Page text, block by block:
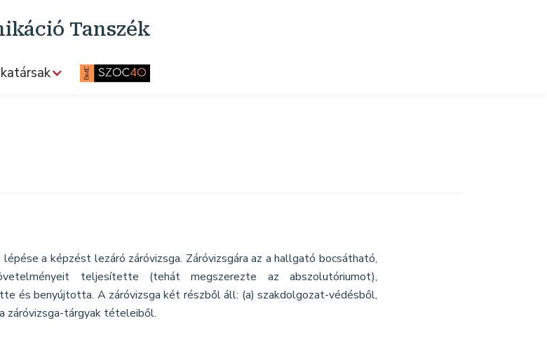
Tanszék
a képzést lezáró záróvizsga. Záróvizsgára az a hallgató bocsátható,
teljesítette (tehát megszerezte az abszolutóriumot),
és benyújtotta. A záróvizsga két részből áll: (a) szakdolgozat-védésből,
tárgyak tételeiből.